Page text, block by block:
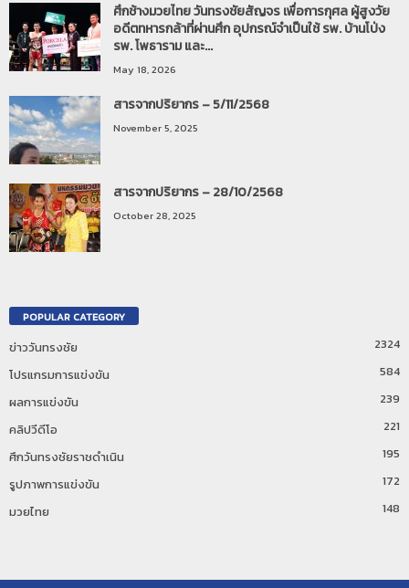
ศึกช้างมวยไทย วันทรงชัยสัญจร เพื่อการกุศล ผู้สูงวัย
อดีตทหารกล้าที่ผ่านศึก อุปกรณ์จำเป็นใช้ รพ. บ้านโป่ง
รพ. โพธาราม และ...
May 18, 2026
สารจากปริยากร – 5/11/2568
November 5, 2025
สารจากปริยากร – 28/10/2568
October 28, 2025
POPULAR CATEGORY
ข่าววันทรงชัย
2324
โปรแกรมการแข่งขัน
584
ผลการแข่งขัน
239
คลิปวีดีโอ
221
ศึกวันทรงชัยราชดำเนิน
195
รูปภาพการแข่งขัน
172
มวยไทย
148